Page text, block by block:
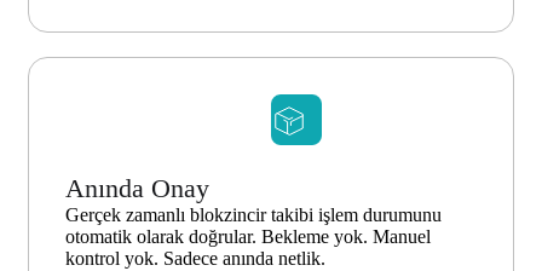
Anında Onay
Gerçek zamanlı blokzincir takibi işlem durumunu
otomatik olarak doğrular. Bekleme yok. Manuel
kontrol yok. Sadece anında netlik.